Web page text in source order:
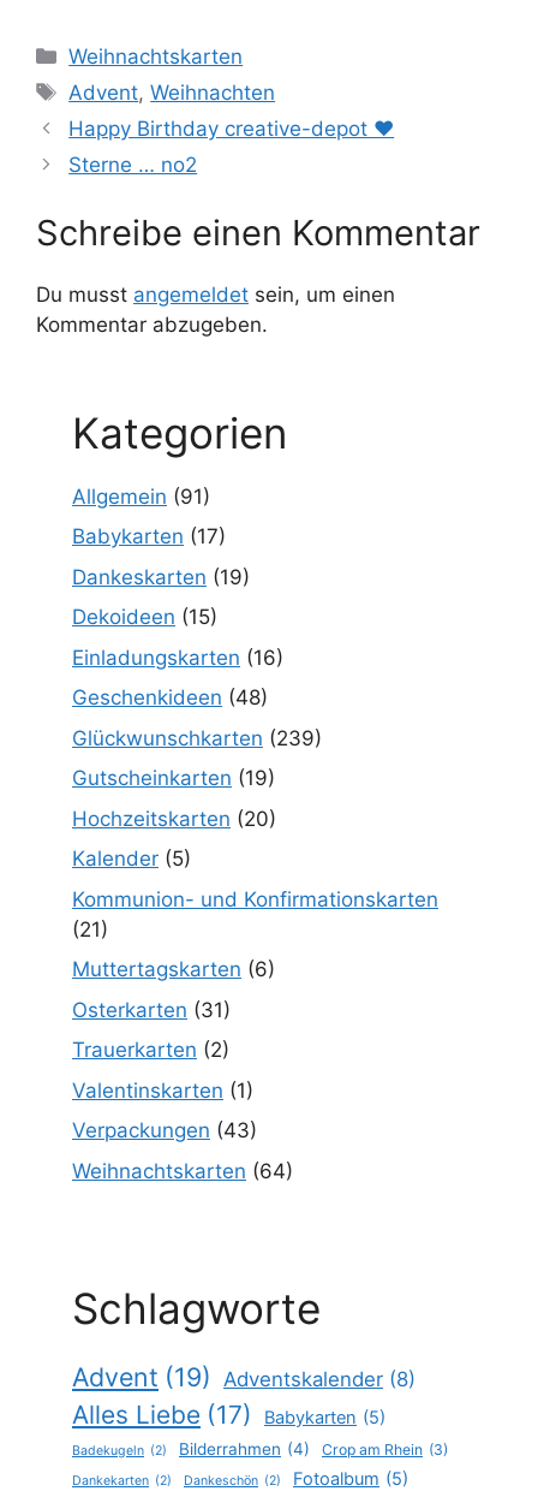
Kategorien
Weihnachtskarten
Schlagwörter
Advent,Weihnachten
Happy Birthday creative-depot ❤️
Sterne … no2
Schreibe einen Kommentar
Du musst angemeldet sein, um einen
Kommentar abzugeben.
Kategorien
Allgemein (91)
Babykarten (17)
Dankeskarten (19)
Dekoideen (15)
Einladungskarten (16)
Geschenkideen (48)
Glückwunschkarten (239)
Gutscheinkarten (19)
Hochzeitskarten (20)
Kalender (5)
Kommunion- und Konfirmationskarten
(21)
Muttertagskarten (6)
Osterkarten (31)
Trauerkarten (2)
Valentinskarten (1)
Verpackungen (43)
Weihnachtskarten (64)
Schlagworte
Advent (19) Adventskalender (8)
Alles Liebe (17) Babykarten (5)
Badekugeln (2) Bilderrahmen (4) Crop am Rhein (3)
Dankekarten (2) Dankeschön (2) Fotoalbum (5)